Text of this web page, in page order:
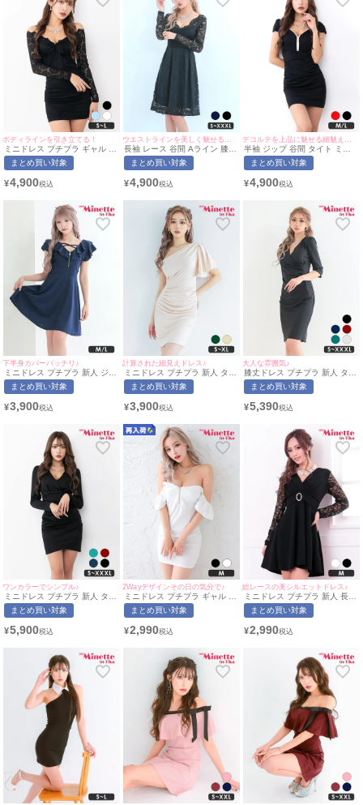
ボディラインを引き立てる！
ミニドレス プチプラ ギャル タ
イト 長袖 袖あり オフショル
セクシー ラウンジ キャミソー
ボン 総レース 黒 キャバドレス
| myMinette/マイミネット
まとめ買い対象
¥4,900
長袖 レース 谷間 Aライン 膝丈
ドレス (林姫奈妙着用/S~XXXL
対応) | myMinette/マイミネッ
まとめ買い対象
¥4,900
半袖 ジップ 谷間 タイト ミニ
ドレス (ちぴたん着用/M~Lサイ
ズ対応) | myMinette/マイミネ
まとめ買い対象
¥4,900
下半身カバーバッチリ♪
ミニドレス プチプラ 新人 ジッ
プ ワンピース フレア セクシー
半袖 低身長 谷間 チャーム付き
ー キャバドレス (ひなたまる着
まとめ買い対象
¥3,900
計算された細見えドレス♪
ミニドレス プチプラ 新人 タイ
ト ラウンジ ワンショル 半袖
低身長 胸元隠し 同伴 ベージュ
用/S~XLサイズ対応) |
まとめ買い対象
¥3,900
大人な雰囲気♪
膝丈ドレス プチプラ 新人 タイ
ト 袖あり 黒 キャバドレス (あ
おぽん着用/S〜XXXLサイズ対
まとめ買い対象
¥5,390
ワンカラーでシンプル♪
ミニドレス プチプラ 新人 タイ
ト 長袖 ワンピース 低身長 谷
間 スナック 同伴 ブラック キ
XXXLサイズ対応) | myMinette/
まとめ買い対象
¥5,900
2Wayデザインその日の気分で♪
ミニドレス プチプラ ギャル タ
イト ジップ オフショル セクシ
ー ノースリーブ ラウンジ 低身
袖 白 キャバドレス (せいせい
myMinette/マイミネット
まとめ買い対象
¥2,990
総レースの美シルエットドレス♪
ミニドレス プチプラ 新人 長袖
ワンピース フレア レース 低身
長 背中魅せ 黒 キャバドレス
myMinette/マイミネット
まとめ買い対象
¥2,990